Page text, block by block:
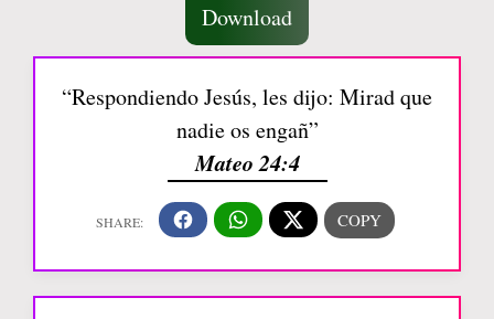
Download
“Respondiendo Jesús, les dijo: Mirad que
nadie os engañ”
Mateo 24:4